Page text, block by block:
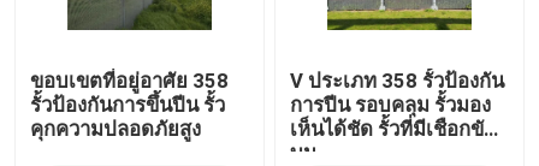
ขอบเขตที่อยู่อาศัย 358
รั้วป้องกันการขึ้นปีน รั้ว
คุกความปลอดภัยสูง
V ประเภท 358 รั้วป้องกัน
การปีน รอบคลุม รั้วมอง
เห็นได้ชัด รั้วที่มีเชือกขัด
บน